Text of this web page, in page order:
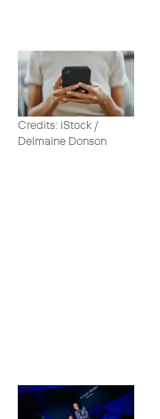
Credits: iStock /
Delmaine Donson